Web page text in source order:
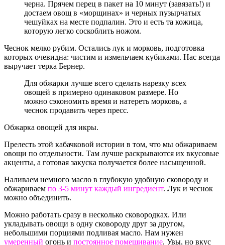
черна. Прячем перец в пакет на 10 минут (завязать!) и
достаем овощ в «морщинах» и черных пузырчатых
чешуйках на месте подпалин. Это и есть та кожица,
которую легко соскоблить ножом.
Чеснок мелко рубим. Остались лук и морковь, подготовка
которых очевидна: чистим и измельчаем кубиками. Нас всегда
выручает терка Бернер.
Для обжарки лучше всего сделать нарезку всех
овощей в примерно одинаковом размере. Но
можно сэкономить время и натереть морковь, а
чеснок продавить через пресс.
Обжарка овощей для икры.
Прелесть этой кабачковой истории в том, что мы обжариваем
овощи по отдельности. Там лучше раскрываются их вкусовые
акценты, а готовая закуска получается более насыщенной.
Наливаем немного масло в глубокую удобную сковороду и
обжариваем по 3-5 минут каждый ингредиент. Лук и чеснок
можно объединить.
Можно работать сразу в несколько сковородках. Или
укладывать овощи в одну сковороду друг за другом,
небольшими порциями подливая масло. Нам нужен
умеренный огонь и постоянное помешивание. Увы, но вкус